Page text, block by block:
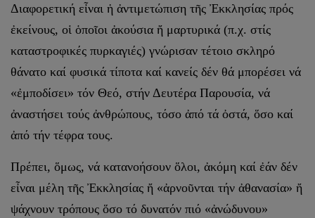
Διαφορετική εἶναι ἡ ἀντιμετώπιση τῆς Ἐκκλησίας πρός
ἐκείνους, οἱ ὁποῖοι ἀκούσια ἤ μαρτυρικά (π.χ. στίς
καταστροφικές πυρκαγιές) γνώρισαν τέτοιο σκληρό
θάνατο καί φυσικά τίποτα καί κανείς δέν θά μπορέσει νά
«ἐμποδίσει» τόν Θεό, στήν Δευτέρα Παρουσία, νά
ἀναστήσει τούς ἀνθρώπους, τόσο ἀπό τά ὀστά, ὅσο καί
ἀπό τήν τέφρα τους.
Πρέπει, ὅμως, νά κατανοήσουν ὅλοι, ἀκόμη καί ἐάν δέν
εἶναι μέλη τῆς Ἐκκλησίας ἤ «ἀρνοῦνται τήν ἀθανασία» ἤ
ψάχνουν τρόπους ὅσο τό δυνατόν πιό «ἀνώδυνου»